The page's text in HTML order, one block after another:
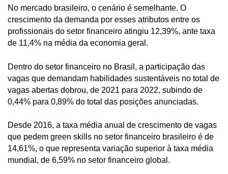
No mercado brasileiro, o cenário é semelhante. O
crescimento da demanda por esses atributos entre os
profissionais do setor financeiro atingiu 12,39%, ante taxa
de 11,4% na média da economia geral.
Dentro do setor financeiro no Brasil, a participação das
vagas que demandam habilidades sustentáveis no total de
vagas abertas dobrou, de 2021 para 2022, subindo de
0,44% para 0,89% do total das posições anunciadas.
Desde 2016, a taxa média anual de crescimento de vagas
que pedem green skills no setor financeiro brasileiro é de
14,61%, o que representa variação superior à taxa média
mundial, de 6,59% no setor financeiro global.